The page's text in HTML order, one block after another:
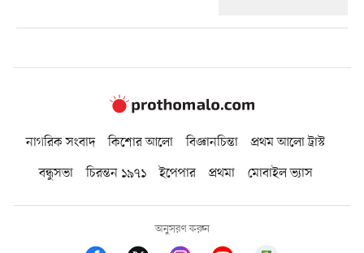
নাগরিক সংবাদ কিশোর আলো বিজ্ঞানচিন্তা
প্রথম আলো ট্রাস্ট
বন্ধুসভা
চিরন্তন ১৯৭১ ইপেপার প্রথমা মোবাইল ভ্যাস
অনুসরণ করুন